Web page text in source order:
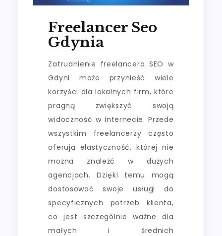
Freelancer Seo
Gdynia
Zatrudnienie freelancera SEO w
Gdyni może przynieść wiele
korzyści dla lokalnych firm, które
pragną zwiększyć swoją
widoczność w internecie. Przede
wszystkim freelancerzy często
oferują elastyczność, której nie
można znaleźć w dużych
agencjach. Dzięki temu mogą
dostosować swoje usługi do
specyficznych potrzeb klienta,
co jest szczególnie ważne dla
małych i średnich